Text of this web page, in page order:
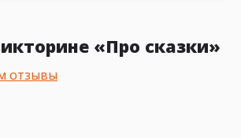
«Про сказки»
отзывы